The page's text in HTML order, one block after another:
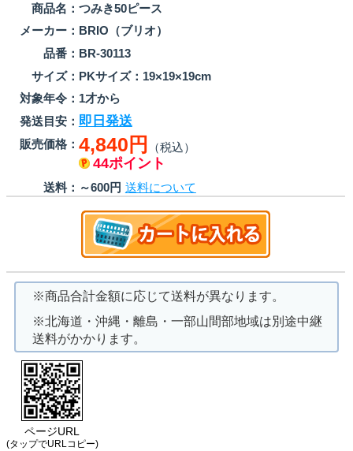
商品名： つみき50ピース
メーカー： BRIO（ブリオ）
品番： BR-30113
サイズ： PKサイズ：19×19×19cm
対象年令： 1才から
発送目安： 即日発送
販売価格： 4,840円 （税込）
44ポイント
送料： ～600円 送料について
※商品合計金額に応じて送料が異なります。
※北海道・沖縄・離島・一部山間部地域は別途中継
送料がかかります。
ページURL
(タップでURLコピー)